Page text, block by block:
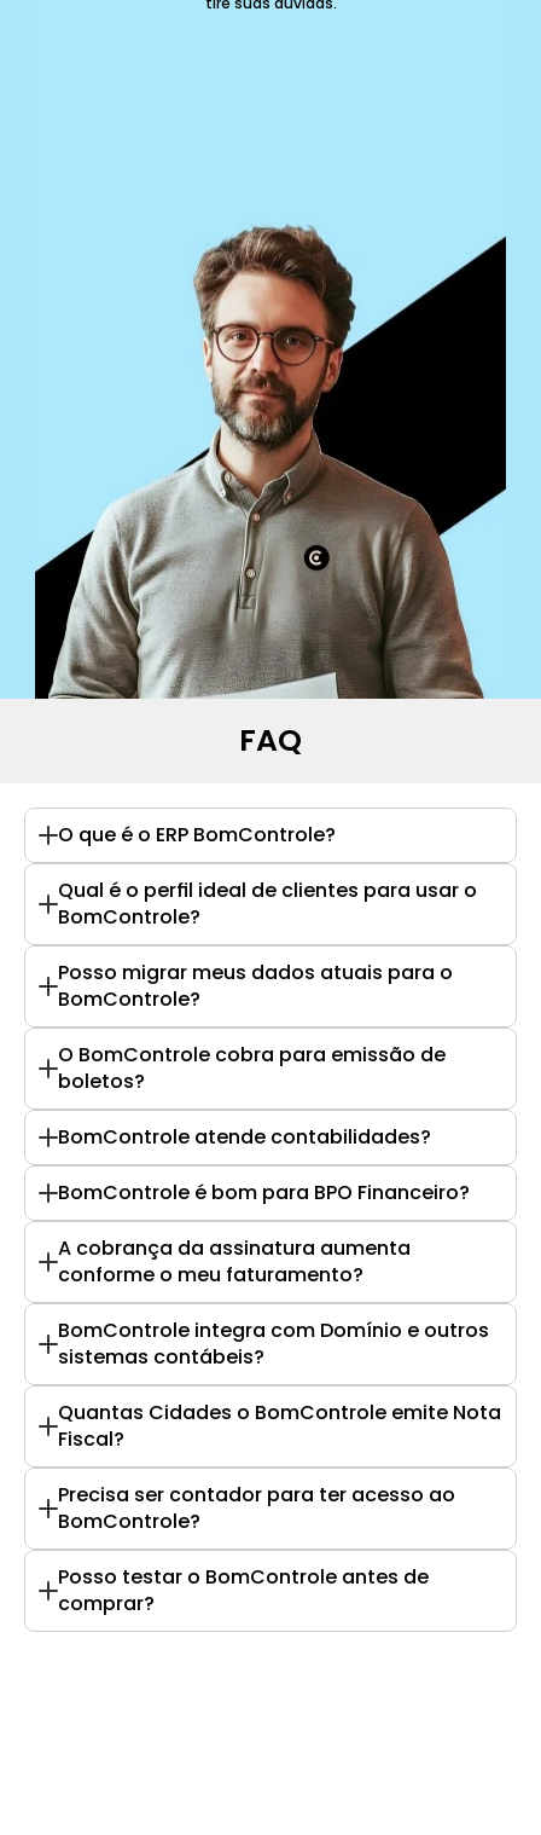
FAQ
O que é o ERP BomControle?
Qual é o perfil ideal de clientes para usar o
BomControle?
Posso migrar meus dados atuais para o
BomControle?
O BomControle cobra para emissão de
boletos?
BomControle atende contabilidades?
BomControle é bom para BPO Financeiro?
A cobrança da assinatura aumenta
conforme o meu faturamento?
BomControle integra com Domínio e outros
sistemas contábeis?
Quantas Cidades o BomControle emite Nota
Fiscal?
Precisa ser contador para ter acesso ao
BomControle?
Posso testar o BomControle antes de
comprar?